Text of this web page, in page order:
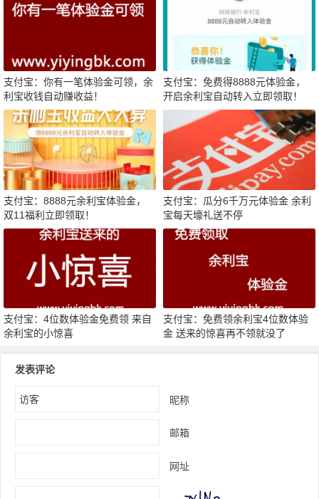
支付宝：你有一笔体验金可领，余
利宝收钱自动赚收益！
支付宝：免费得8888元体验金，
开启余利宝自动转入立即领取！
支付宝：8888元余利宝体验金，
双11福利立即领取！
支付宝：瓜分6千万元体验金 余利
宝每天壕礼送不停
支付宝：4位数体验金免费领 来自
余利宝的小惊喜
支付宝：免费领余利宝4位数体验
金 送来的惊喜再不领就没了
发表评论
昵称
邮箱
网址